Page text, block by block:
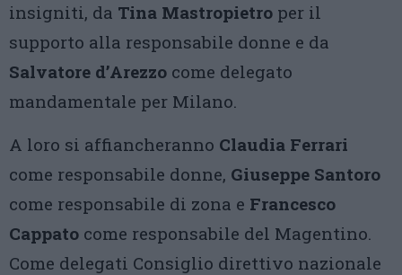
insigniti, da Tina Mastropietro per il
supporto alla responsabile donne e da
Salvatore d’Arezzo come delegato
mandamentale per Milano.
A loro si affiancheranno Claudia Ferrari
come responsabile donne, Giuseppe Santoro
come responsabile di zona e Francesco
Cappato come responsabile del Magentino.
Come delegati Consiglio direttivo nazionale